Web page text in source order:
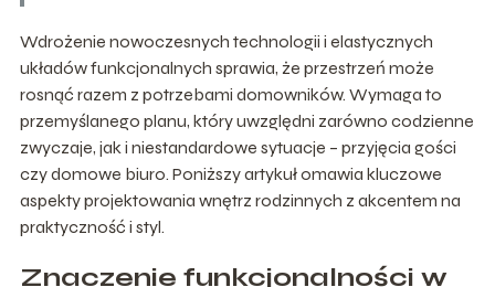
Wdrożenie nowoczesnych technologii i elastycznych
układów funkcjonalnych sprawia, że przestrzeń może
rosnąć razem z potrzebami domowników. Wymaga to
przemyślanego planu, który uwzględni zarówno codzienne
zwyczaje, jak i niestandardowe sytuacje – przyjęcia gości
czy domowe biuro. Poniższy artykuł omawia kluczowe
aspekty projektowania wnętrz rodzinnych z akcentem na
praktyczność i styl.
Znaczenie funkcjonalności w